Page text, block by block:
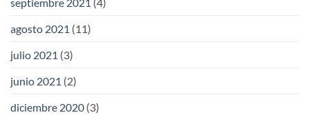
agosto 2021 (11)
julio 2021 (3)
junio 2021 (2)
diciembre 2020 (3)